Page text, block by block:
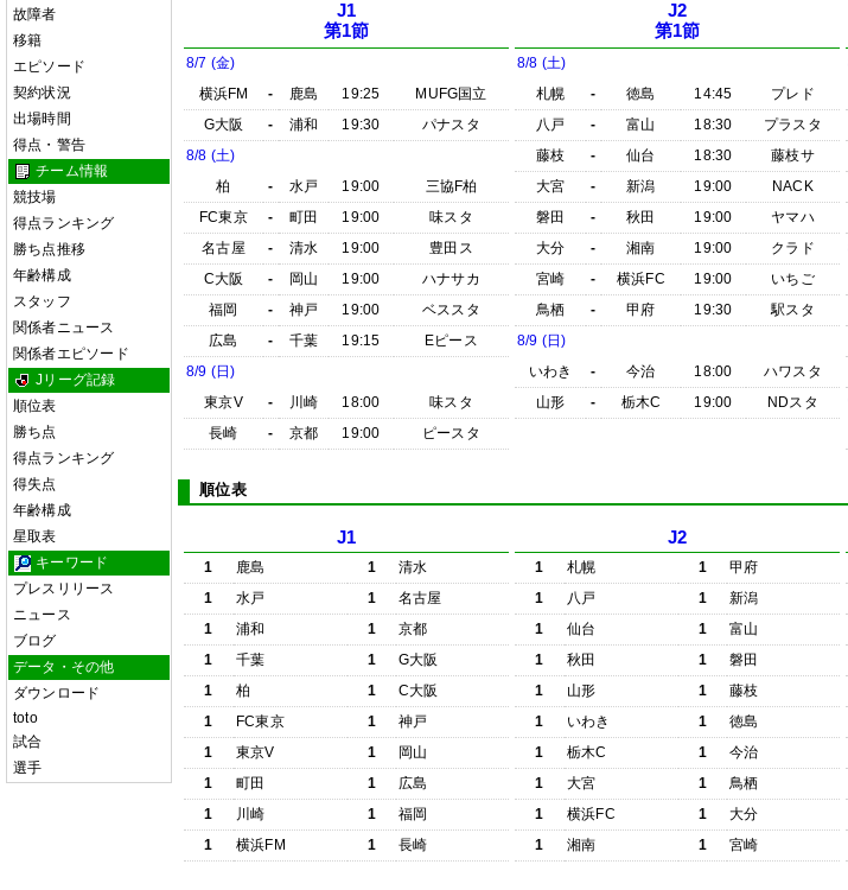
故障者
移籍
エピソード
契約状況
出場時間
得点・警告
チーム情報
競技場
得点ランキング
勝ち点推移
年齢構成
スタッフ
関係者ニュース
関係者エピソード
Jリーグ記録
順位表
勝ち点
得点ランキング
得失点
年齢構成
星取表
キーワード
プレスリリース
ニュース
ブログ
データ・その他
ダウンロード
toto
試合
選手
J1
第1節
8/7 (金)
横浜FM
- 鹿島 19:25
MUFG国立
G大阪
- 浦和 19:30
パナスタ
8/8 (土)
柏
- 水戸 19:00
三協F柏
FC東京
- 町田 19:00
味スタ
名古屋
- 清水 19:00
豊田ス
C大阪
- 岡山 19:00
ハナサカ
福岡
- 神戸 19:00
ベススタ
広島
- 千葉 19:15
Eピース
8/9 (日)
東京V
- 川崎 18:00
味スタ
長崎
- 京都 19:00 ピースタ
J2
第1節
8/8 (土)
札幌
- 徳島 14:45
プレド
八戸
- 富山 18:30
プラスタ
藤枝
- 仙台 18:30
藤枝サ
大宮
- 新潟 19:00
NACK
磐田
- 秋田 19:00
ヤマハ
大分
- 湘南 19:00
クラド
宮崎
- 横浜FC 19:00
いちご
鳥栖
- 甲府 19:30
駅スタ
8/9 (日)
いわき
- 今治 18:00
ハワスタ
山形
- 栃木C 19:00 NDスタ
順位表
J1
1 鹿島 1
清水
1
水戸 1
名古屋
1
浦和 1
京都
1
千葉 1
G大阪
1
柏 1
C大阪
1
FC東京 1
神戸
1
東京V 1
岡山
1
町田 1
広島
1
川崎 1
福岡
1
横浜FM 1 長崎
J2
1 札幌 1
甲府
1
八戸 1
新潟
1
仙台 1
富山
1
秋田 1
磐田
1
山形 1
藤枝
1
いわき 1
徳島
1
栃木C 1
今治
1
大宮 1
鳥栖
1
横浜FC 1
大分
1
湘南 1 宮崎